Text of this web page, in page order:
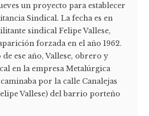
un proyecto para establecer
Sindical. La fecha es en
sindical Felipe Vallese,
forzada en el año 1962.
de ese año, Vallese, obrero y
en la empresa Metalúrgica
por la calle Canalejas
Vallese) del barrio porteño